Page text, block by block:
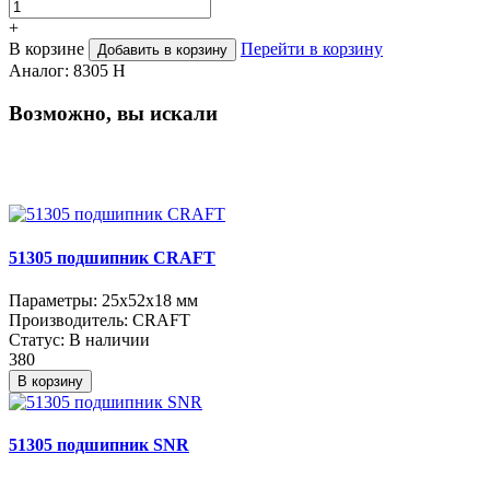
+
В корзине
Добавить в корзину
Перейти в корзину
Аналог: 8305 Н
Возможно, вы искали
51305 подшипник CRAFT
Параметры: 25x52x18 мм
Производитель: CRAFT
Статус: В наличии
380
В корзину
51305 подшипник SNR